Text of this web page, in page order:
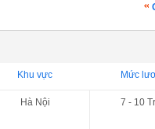
Khu vực Mức
Hà Nội 7 - 10